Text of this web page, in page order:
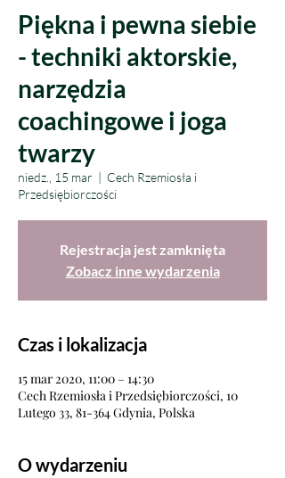
Piękna i pewna siebie
- techniki aktorskie,
narzędzia
coachingowe i joga
twarzy
niedz., 15 mar
  |
Cech Rzemiosła i
Przedsiębiorczości
Rejestracja jest zamknięta
Zobacz inne wydarzenia
Czas i lokalizacja
15 mar 2020, 11:00 – 14:30
Cech Rzemiosła i Przedsiębiorczości, 10
Lutego 33, 81-364 Gdynia, Polska
O wydarzeniu